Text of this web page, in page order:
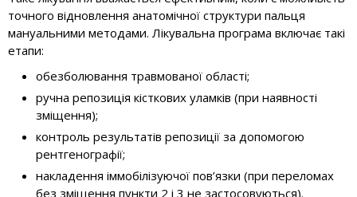
точного відновлення анатомічної структури пальця
мануальними методами. Лікувальна програма включає такі
етапи:
обезболювання травмованої області;
ручна репозиція кісткових уламків (при наявності
зміщення);
контроль результатів репозиції за допомогою
рентгенографії;
накладення іммобілізуючої пов’язки (при переломах
без зміщення пункти 2 і 3 не застосовуються).